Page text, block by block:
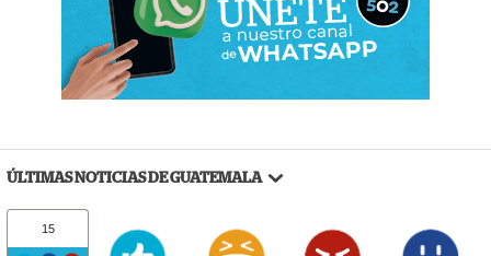
ÚLTIMAS NOTICIAS DE GUATEMALA
15